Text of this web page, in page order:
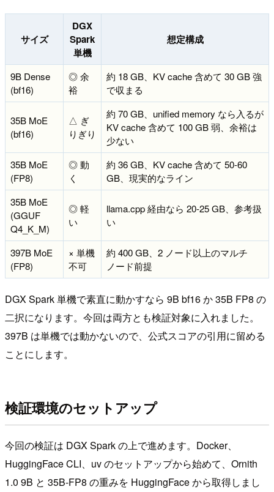
サイズ
DGX
Spark
単機
想定構成
9B Dense
(bf16)
◎ 余
裕
約 18 GB、KV cache 含めて 30 GB 強
で収まる
35B MoE
(bf16)
△ ぎ
りぎり
約 70 GB、unified memory なら入るが
KV cache 含めて 100 GB 弱、余裕は
少ない
35B MoE
(FP8)
◎ 動
く
約 36 GB、KV cache 含めて 50-60
GB、現実的なライン
35B MoE
(GGUF
Q4_K_M)
◎ 軽
い
llama.cpp 経由なら 20-25 GB、参考扱
い
397B MoE
(FP8)
× 単機
不可
約 400 GB、2 ノード以上のマルチ
ノード前提
DGX Spark 単機で素直に動かすなら 9B bf16 か 35B FP8 の
二択になります。今回は両方とも検証対象に入れました。
397B は単機では動かないので、公式スコアの引用に留める
ことにします。
検証環境のセットアップ
今回の検証は DGX Spark の上で進めます。Docker、
HuggingFace CLI、uv のセットアップから始めて、Ornith
1.0 9B と 35B-FP8 の重みを HuggingFace から取得しまし